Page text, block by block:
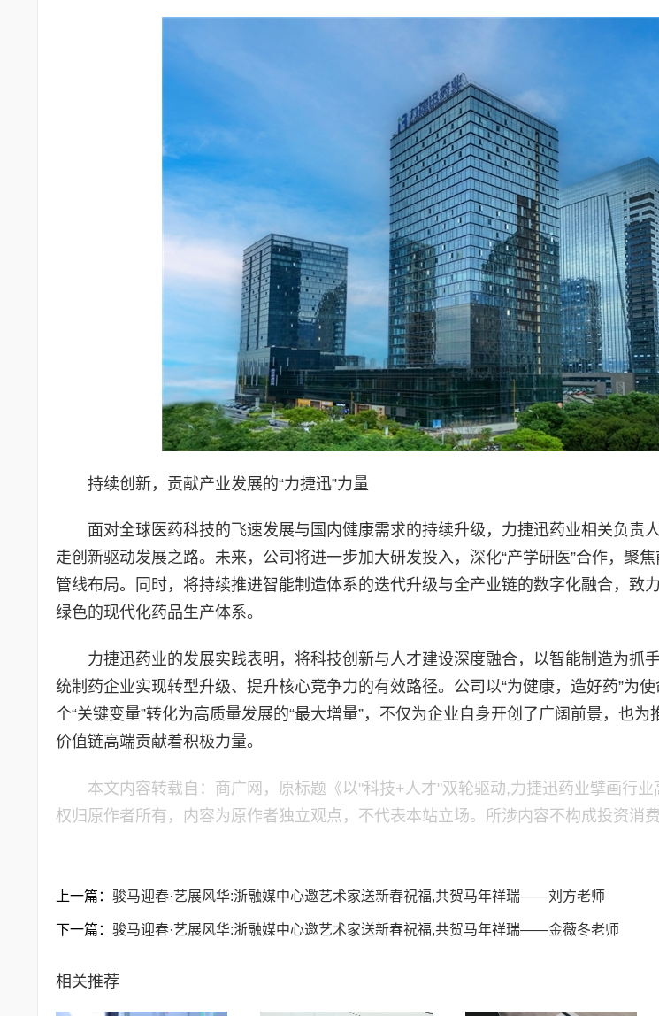
持续创新，贡献产业发展的“力捷迅”力量
面对全球医药科技的飞速发展与国内健康需求的持续升级，力捷迅药业相关负责
走创新驱动发展之路。未来，公司将进一步加大研发投入，深化“产学研医”合作，聚
管线布局。同时，将持续推进智能制造体系的迭代升级与全产业链的数字化融合，致
绿色的现代化药品生产体系。
力捷迅药业的发展实践表明，将科技创新与人才建设深度融合，以智能制造为抓
统制药企业实现转型升级、提升核心竞争力的有效路径。公司以“为健康，造好药”为
个“关键变量”转化为高质量发展的“最大增量”，不仅为企业自身开创了广阔前景，也
价值链高端贡献着积极力量。
本文内容转载自：商广网，原标题《以"科技+人才"双轮驱动,力捷迅药业擘画行
权归原作者所有，内容为原作者独立观点，不代表本站立场。所涉内容不构成投资消
上一篇： 骏马迎春·艺展风华:浙融媒中心邀艺术家送新春祝福,共贺马年祥瑞——刘方老师
下一篇： 骏马迎春·艺展风华:浙融媒中心邀艺术家送新春祝福,共贺马年祥瑞——金薇冬老师
相关推荐